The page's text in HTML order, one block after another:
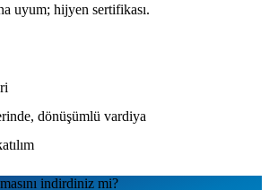
uyum; hijyen sertifikası.
dönüşümlü vardiya
indirdiniz mi?